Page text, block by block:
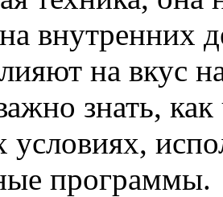
внутренних
на вкус
знать,
программы.